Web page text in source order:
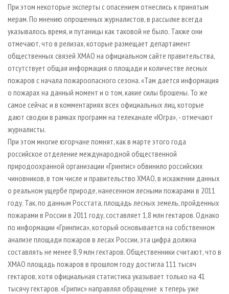
При этом некоторые эксперты с опасением отнеслись к принятым
мерам. По мнению опрошенных журналистов, в рассылке всегда
указывалось время, и путаницы как таковой не было. Также они
отмечают, что в релизах, которые размещает департамент
общественных связей ХМАО на официальном сайте правительства,
отсутствует общая информация о площади и количестве лесных
пожаров с начала пожароопасного сезона. «Там дается информация
о пожарах на данный момент и о том, какие силы брошены. То же
самое сейчас и в комментариях всех официальных лиц, которые
дают сводки в рамках программ на телеканале «Югра», - отмечают
журналисты.
При этом многие югорчане помнят, как в марте этого года
российское отделение международной общественной
природоохранной организации «Гринпис» обвинило российских
чиновников, в том числе и правительство ХМАО, в искажении данных
о реальном ущербе природе, нанесенном лесными пожарами в 2011
году. Так, по данным Росстата, площадь лесных земель, пройденных
пожарами в России в 2011 году, составляет 1,8 млн гектаров. Однако
по информации «Гринписа», который основывается на собственном
анализе площади пожаров в лесах России, эта цифра должна
составлять не менее 8,9 млн гектаров. Общественники считают, что в
ХМАО площадь пожаров в прошлом году достигла 111 тысяч
гектаров, хотя официальная статистика указывает только на 41
тысячу гектаров. «Грипис» направлял обращение к теперь уже